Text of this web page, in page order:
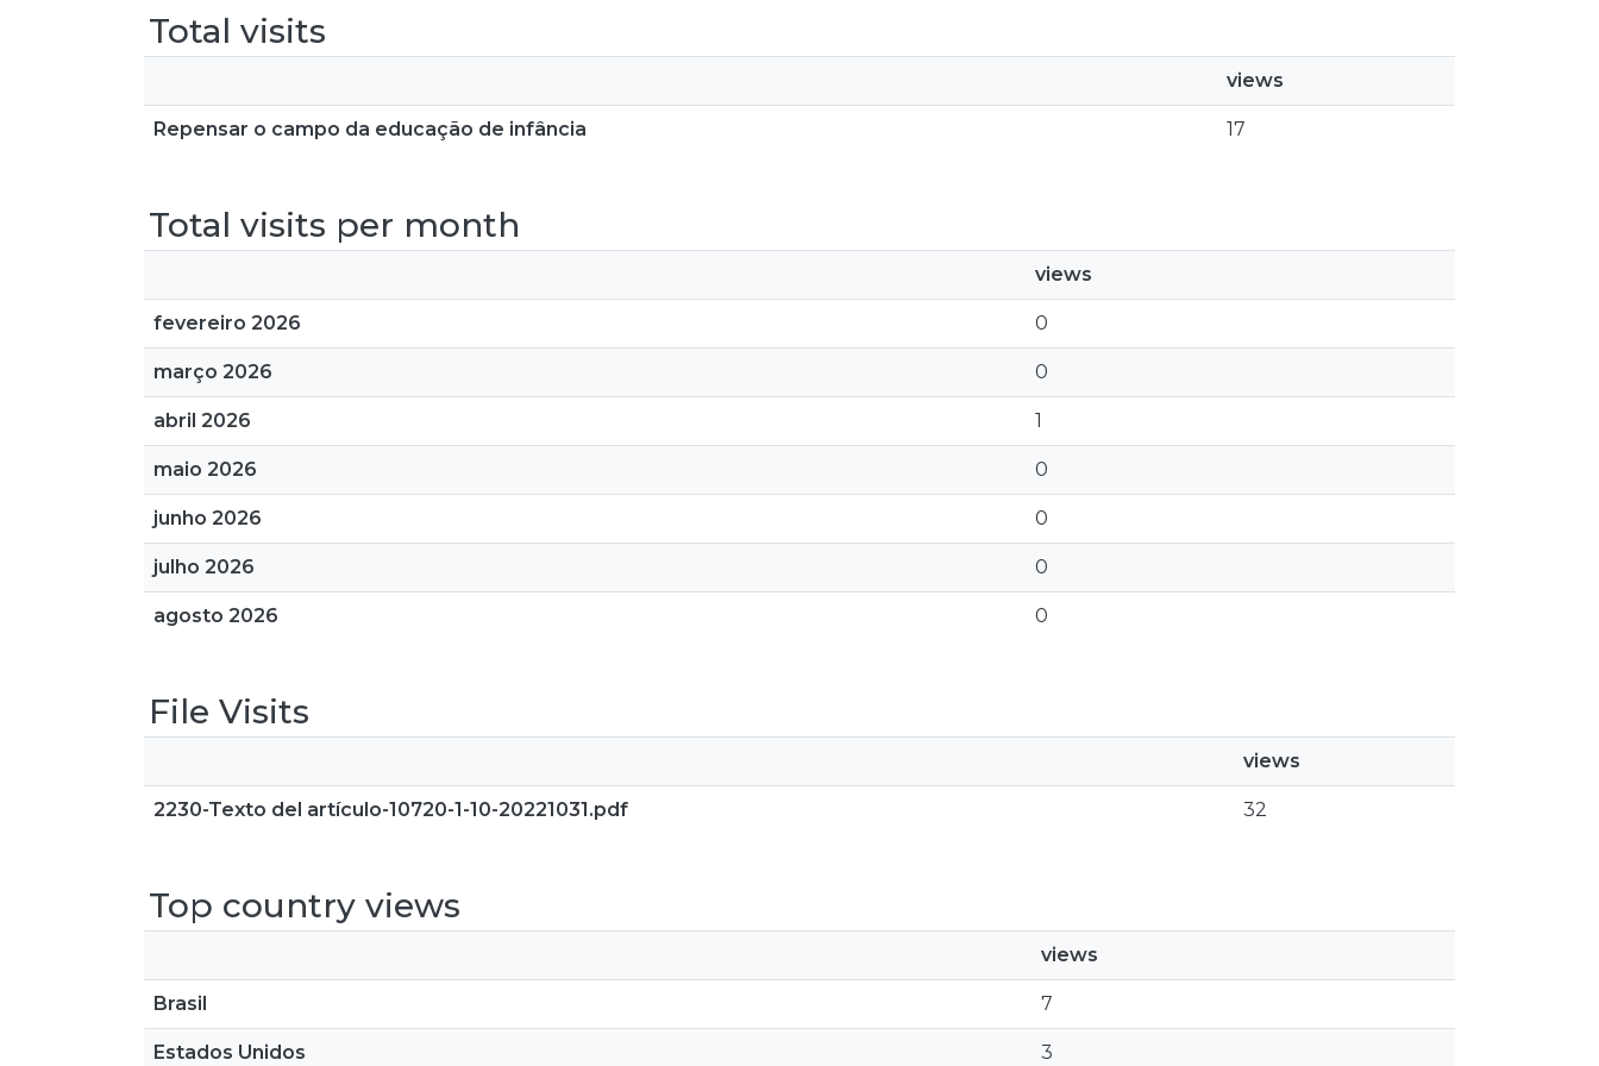
Total visits
views
Repensar o campo da educação de infância 17
Total visits per month
views
fevereiro 2026 0
março 2026 0
abril 2026 1
maio 2026 0
junho 2026 0
julho 2026 0
agosto 2026 0
File Visits
views
2230-Texto del artículo-10720-1-10-20221031.pdf 32
Top country views
views
Brasil 7
Estados Unidos 3